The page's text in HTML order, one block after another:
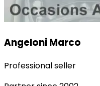
Angeloni Marco
Professional seller